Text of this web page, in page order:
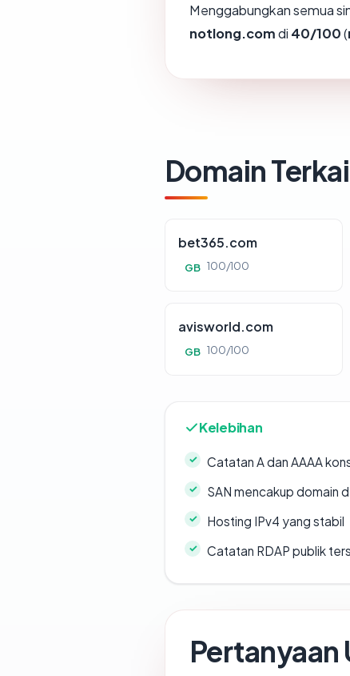
Menggabungkan semua
notlong.comdi 40/100(
Domain
bet365.com
GB 100/100
avisworld.com
GB 100/100
Kelebihan
Catatan A dan AAAA
SAN mencakup domain
Hosting IPv4 yang stabil
Catatan RDAP publik
Pertanyaan